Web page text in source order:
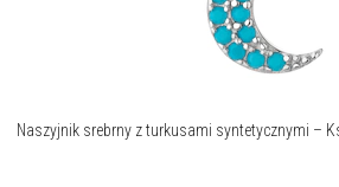
Naszyjnik srebrny z turkusami syntetycznymi –